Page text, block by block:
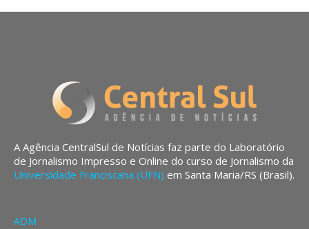
A Agência CentralSul de Notícias faz parte do Laboratório
de Jornalismo Impresso e Online do curso de Jornalismo da
Universidade Franciscana (UFN) em Santa Maria/RS (Brasil).
ADM